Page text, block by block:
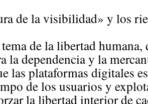
de la visibilidad» y los
de la libertad humana,
la dependencia y la
las plataformas digitales
de los usuarios y
la libertad interior de